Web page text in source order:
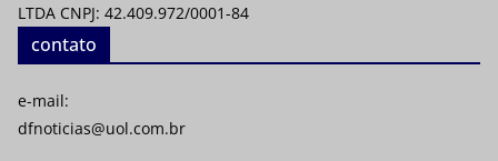
LTDA CNPJ: 42.409.972/0001-84
contato
e-mail:
dfnoticias@uol.com.br